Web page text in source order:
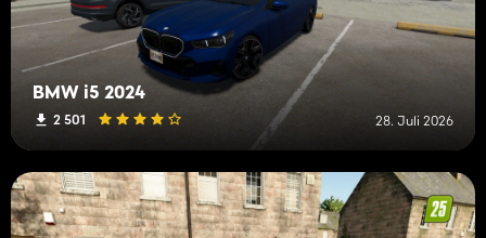
BMW i5 2024
2 501 28. Juli 2026